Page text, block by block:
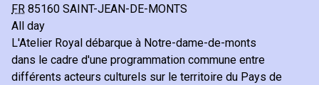
FR 85160 SAINT-JEAN-DE-MONTS
All day
L'Atelier Royal débarque à Notre-dame-de-monts
dans le cadre d'une programmation commune entre
différents acteurs culturels sur le territoire du Pays de